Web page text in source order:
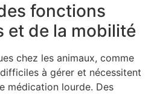
fonctions
et de la mobilité
chez les animaux, comme
à gérer et nécessitent
médication lourde. Des